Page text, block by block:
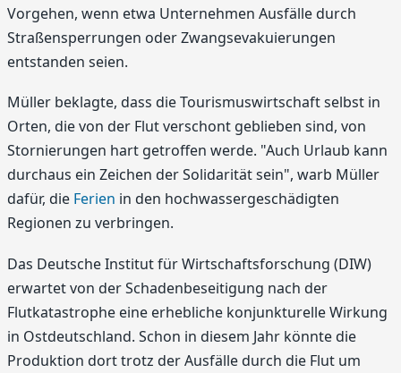
Vorgehen, wenn etwa Unternehmen Ausfälle durch
Straßensperrungen oder Zwangsevakuierungen
entstanden seien.
Müller beklagte, dass die Tourismuswirtschaft selbst in
Orten, die von der Flut verschont geblieben sind, von
Stornierungen hart getroffen werde. "Auch Urlaub kann
durchaus ein Zeichen der Solidarität sein", warb Müller
dafür, die Ferien in den hochwassergeschädigten
Regionen zu verbringen.
Das Deutsche Institut für Wirtschaftsforschung (DIW)
erwartet von der Schadenbeseitigung nach der
Flutkatastrophe eine erhebliche konjunkturelle Wirkung
in Ostdeutschland. Schon in diesem Jahr könnte die
Produktion dort trotz der Ausfälle durch die Flut um